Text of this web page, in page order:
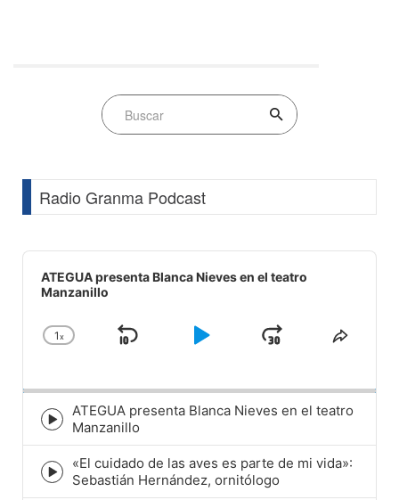
Radio Granma Podcast
Audio
Player
ATEGUA presenta Blanca Nieves en el teatro
Manzanillo
Change
1x
Skip
Play
JumpShare
Episode
play
icon
ATEGUA presenta Blanca Nieves en el teatro
Manzanillo
Episode
play
«El cuidado de las aves es parte de mi vida»:
Sebastián Hernández, ornitólogo